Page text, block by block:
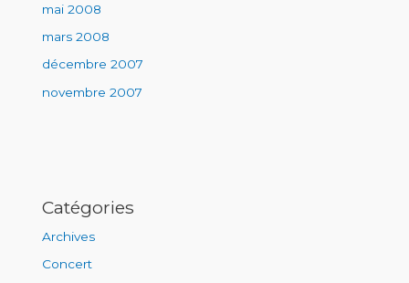
mai 2008
mars 2008
décembre 2007
novembre 2007
Catégories
Archives
Concert